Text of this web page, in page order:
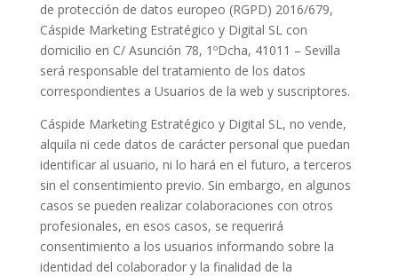
de protección de datos europeo (RGPD) 2016/679,
Cáspide Marketing Estratégico y Digital SL con
domicilio en C/ Asunción 78, 1ºDcha, 41011 – Sevilla
será responsable del tratamiento de los datos
correspondientes a Usuarios de la web y suscriptores.
Cáspide Marketing Estratégico y Digital SL, no vende,
alquila ni cede datos de carácter personal que puedan
identificar al usuario, ni lo hará en el futuro, a terceros
sin el consentimiento previo. Sin embargo, en algunos
casos se pueden realizar colaboraciones con otros
profesionales, en esos casos, se requerirá
consentimiento a los usuarios informando sobre la
identidad del colaborador y la finalidad de la